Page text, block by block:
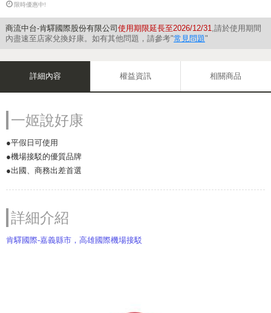
限時優惠中!
商流中台-肯驛國際股份有限公司 使用期限延長至2026/12/31,請於使用期間
內盡速至店家兌換好康。如有其他問題，請參考"常見問題"
詳細內容 權益資訊 相關商品
一姬說好康
●平假日可使用
●機場接駁的優質品牌
●出國、商務出差首選
詳細介紹
肯驛國際-嘉義縣市，高雄國際機場接駁